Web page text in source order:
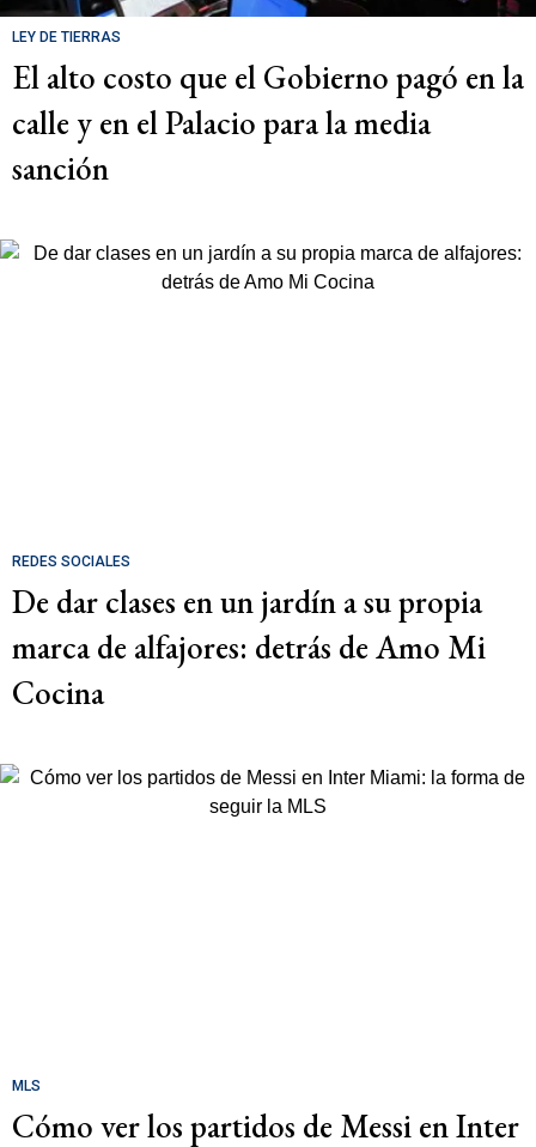
LEY DE TIERRAS
El alto costo que el Gobierno pagó en la
calle y en el Palacio para la media
sanción
REDES SOCIALES
De dar clases en un jardín a su propia
marca de alfajores: detrás de Amo Mi
Cocina
MLS
Cómo ver los partidos de Messi en Inter